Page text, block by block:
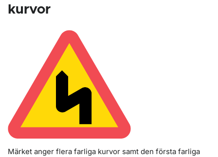
kurvor
Märket anger flera farliga kurvor samt den första farliga